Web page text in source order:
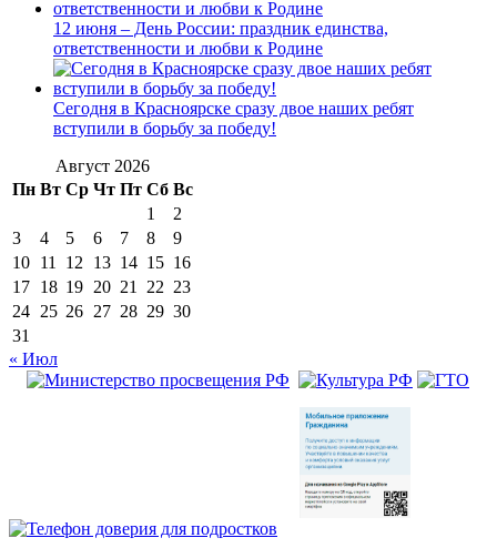
12 июня – День России: праздник единства,
ответственности и любви к Родине
Сегодня в Красноярске сразу двое наших ребят
вступили в борьбу за победу!
Август 2026
Пн Вт Ср Чт Пт Сб Вс
1
2
3
4 5 6 7 8
9
10 11 12 13 14 15 16
17 18 19 20 21 22 23
24 25 26 27 28 29 30
31
« Июл